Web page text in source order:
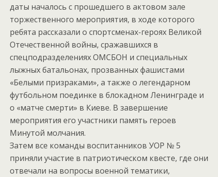
даты началось с прошедшего в актовом зале
торжественного мероприятия, в ходе которого
ребята рассказали о спортсменах-героях Великой
Отечественной войны, сражавшихся в
спецподразделениях ОМСБОН и специальных
лыжных батальонах, прозванных фашистами
«Белыми призраками», а также о легендарном
футбольном поединке в блокадном Ленинграде и
о «матче смерти» в Киеве. В завершение
мероприятия его участники память героев
Минутой молчания.
Затем все команды воспитанников УОР № 5
приняли участие в патриотическом квесте, где они
отвечали на вопросы военной тематики,